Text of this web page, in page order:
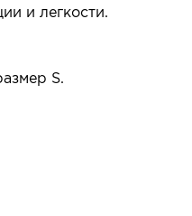
и легкости.
S.